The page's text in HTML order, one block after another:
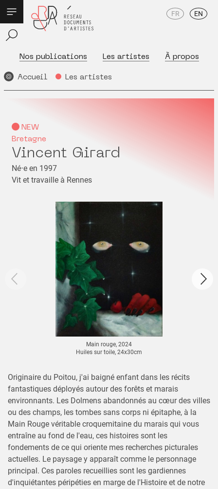
Nos publications Les artistes À propos
FR EN
Accueil Les artistes
NEW
Bretagne
Vincent Girard
Né⋅e en 1997
Vit et travaille à Rennes
Main rouge, 2024
Huiles sur toile, 24x30cm
Originaire du Poitou, j'ai baigné enfant dans les récits
fantastiques déployés autour des forêts et marais
environnants. Les Dolmens abandonnés au cœur des villes
ou des champs, les tombes sans corps ni épitaphe, à la
Main Rouge véritable croquemitaine du marais qui vous
entraîne au fond de l'eau, ces histoires sont les
fondements de ce qui oriente mes recherches picturales
actuelles. Le paysage y apparaît comme le personnage
principal. Ces paroles recueillies sont les gardiennes
d'inquiétantes péripéties en marge de l'Histoire et de notre